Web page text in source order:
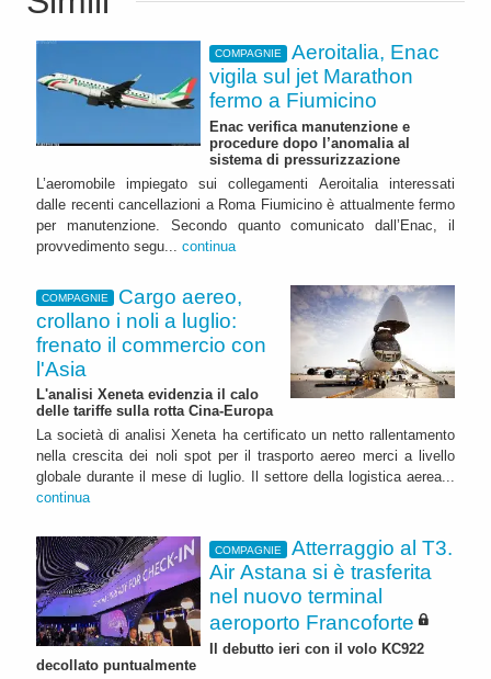
COMPAGNIE
Aeroitalia, Enac
vigila sul jet Marathon
fermo a Fiumicino
Enac verifica manutenzione e
procedure dopo l’anomalia al
sistema di pressurizzazione
L’aeromobile impiegato sui collegamenti Aeroitalia interessati
dalle recenti cancellazioni a Roma Fiumicino è attualmente fermo
per manutenzione. Secondo quanto comunicato dall’Enac, il
provvedimento segu... continua
COMPAGNIE
Cargo aereo,
crollano i noli a luglio:
frenato il commercio con
l'Asia
L'analisi Xeneta evidenzia il calo
delle tariffe sulla rotta Cina-Europa
La società di analisi Xeneta ha certificato un netto rallentamento
nella crescita dei noli spot per il trasporto aereo merci a livello
globale durante il mese di luglio. Il settore della logistica aerea...
continua
COMPAGNIE
Atterraggio al T3.
Air Astana si è trasferita
nel nuovo terminal
aeroporto Francoforte
Il debutto ieri con il volo KC922
decollato puntualmente